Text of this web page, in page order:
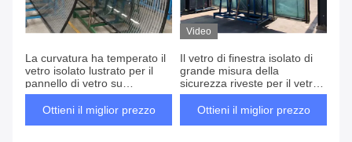
La curvatura ha temperato il
vetro isolato lustrato per il
pannello di vetro su
ordinazione della cupola di
Buidling
Ottieni il miglior prezzo
Video
Il vetro di finestra isolato di
grande misura della
sicurezza riveste per il vetro
anteriore del deposito
Ottieni il miglior prezzo